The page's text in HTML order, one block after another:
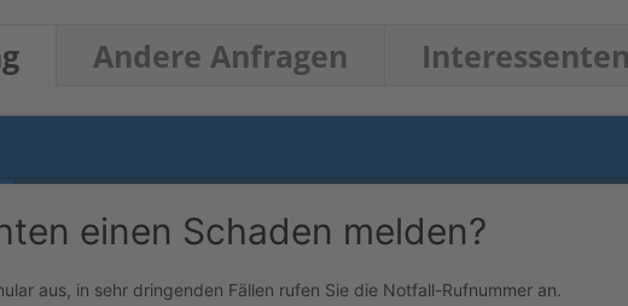
Ande­re Anfragen
einen Scha­den melden?
aus, in sehr drin­gen­den Fäl­len rufen Sie die Not­fall-Ruf­num­mer an.